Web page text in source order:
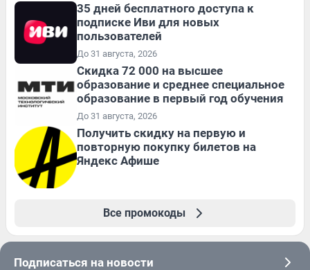
35 дней бесплатного доступа к
подписке Иви для новых
пользователей
До 31 августа, 2026
Скидка 72 000 на высшее
образование и среднее специальное
образование в первый год обучения
До 31 августа, 2026
Получить скидку на первую и
повторную покупку билетов на
Яндекс Афише
Все промокоды
Подписаться на новости